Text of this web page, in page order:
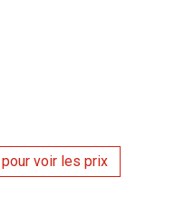
voir les prix